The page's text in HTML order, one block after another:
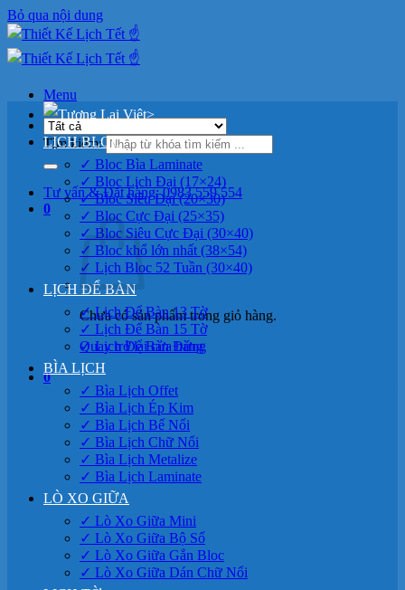
Bỏ qua nội dung
Menu
Tìm kiếm:
Tư vấn & Đặt hàng: 0983 559 554
0
Chưa có sản phẩm trong giỏ hàng.
Quay trở lại cửa hàng
0
>
LỊCH BLOC
✓ Bloc Bìa Laminate
✓ Bloc Lịch Đại (17×24)
✓ Bloc Siêu Đại (20×30)
✓ Bloc Cực Đại (25×35)
✓ Bloc Siêu Cực Đại (30×40)
✓ Bloc khổ lớn nhất (38×54)
✓ Lịch Bloc 52 Tuần (30×40)
LỊCH ĐỂ BÀN
✓ Lịch Để Bàn 13 Tờ
✓ Lịch Để Bàn 15 Tờ
✓ Lịch Để Bàn Đứng
BÌA LỊCH
✓ Bìa Lịch Offet
✓ Bìa Lịch Ép Kim
✓ Bìa Lịch Bế Nổi
✓ Bìa Lịch Chữ Nổi
✓ Bìa Lịch Metalize
✓ Bìa Lịch Laminate
LÒ XO GIỮA
✓ Lò Xo Giữa Mini
✓ Lò Xo Giữa Bộ Số
✓ Lò Xo Giữa Gắn Bloc
✓ Lò Xo Giữa Dán Chữ Nổi